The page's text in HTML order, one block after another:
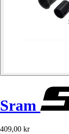
Sram
409,00 kr